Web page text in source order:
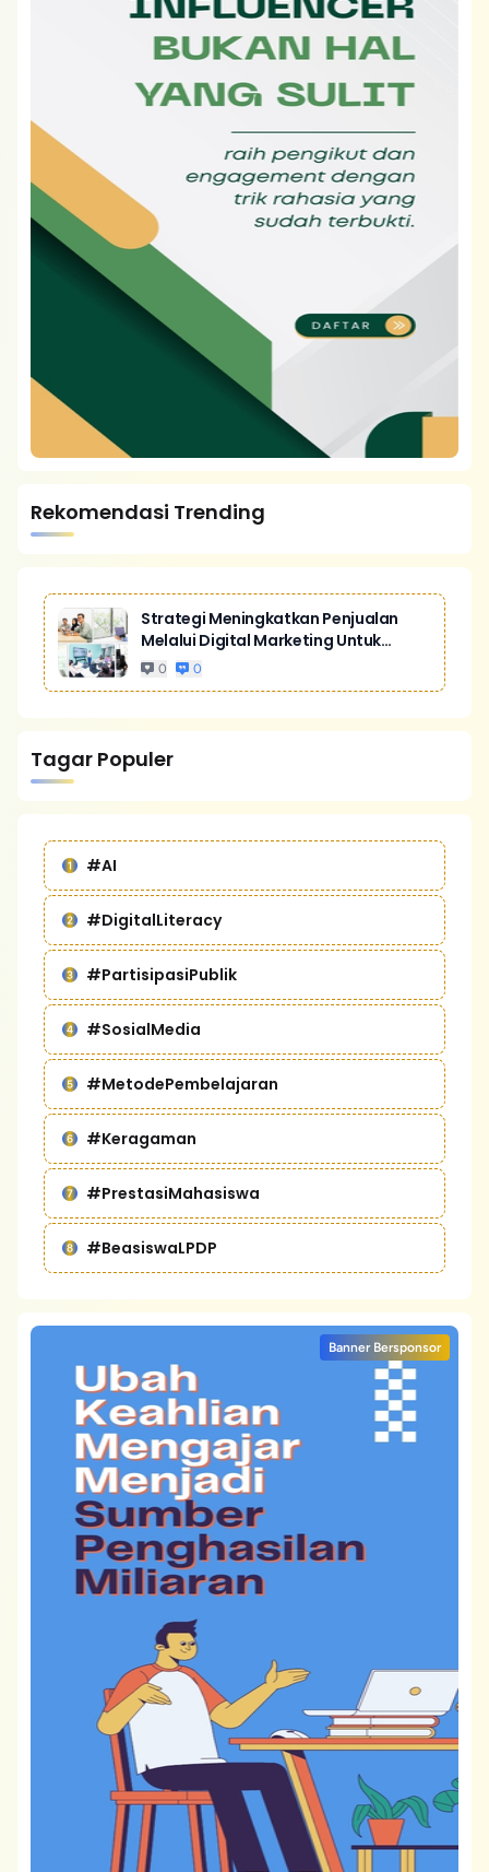
Rekomendasi Trending
Strategi Meningkatkan Penjualan
Melalui Digital Marketing Untuk
Bisnis Yang Lebih Kompetitif
0 0
Tagar Populer
#AI
#DigitalLiteracy
#PartisipasiPublik
#SosialMedia
#MetodePembelajaran
#Keragaman
#PrestasiMahasiswa
#BeasiswaLPDP
Banner Bersponsor